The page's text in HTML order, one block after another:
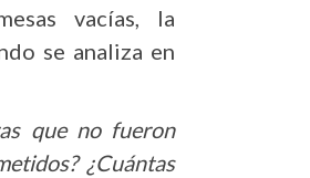
vacías, la
se analiza en
que no fueron
¿Cuántas